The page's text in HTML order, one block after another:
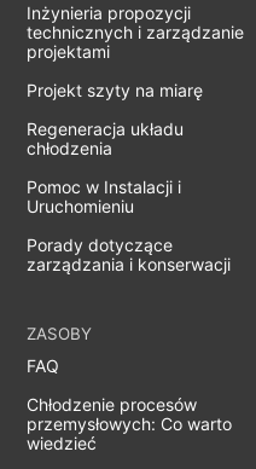
Inżynieria propozycji
technicznych i zarządzanie
projektami
Projekt szyty na miarę
Regeneracja układu
chłodzenia
Pomoc w Instalacji i
Uruchomieniu
Porady dotyczące
zarządzania i konserwacji
ZASOBY
FAQ
Chłodzenie procesów
przemysłowych: Co warto
wiedzieć